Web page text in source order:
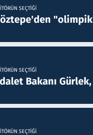
SEÇTIĞI
SEÇTIĞI
Bakanı
SEÇTIĞI